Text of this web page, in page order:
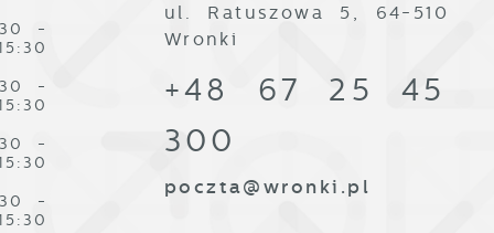
-
-
-
-
ul. Ratuszowa 5, 64-510
Wronki
+48 67 25 45
300
poczta@wronki.pl